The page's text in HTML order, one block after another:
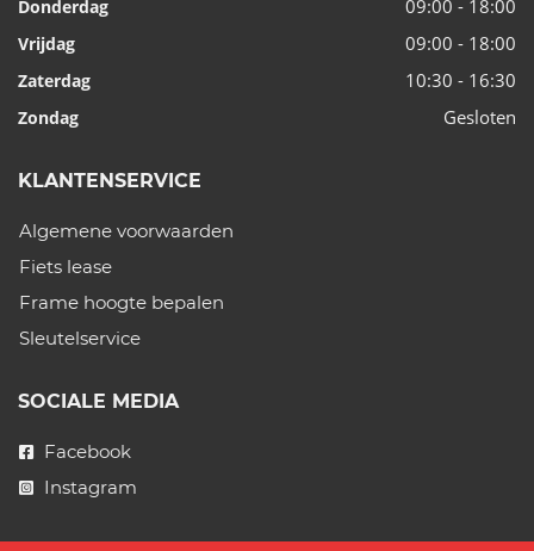
Donderdag 09:00 - 18:00
Vrijdag 09:00 - 18:00
Zaterdag 10:30 - 16:30
Zondag Gesloten
KLANTENSERVICE
Algemene voorwaarden
Fiets lease
Frame hoogte bepalen
Sleutelservice
SOCIALE MEDIA
Facebook
Instagram